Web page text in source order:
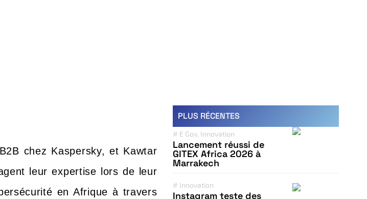
chez Kaspersky, et Kawtar
leur expertise lors de leur
en Afrique à travers
PLUS RÉCENTES
# E Gov, Innovation
Lancement réussi de
GITEX Africa 2026 à
Marrakech
# Innovation
Instagram teste des